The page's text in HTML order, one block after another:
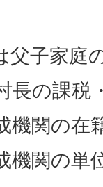
父子家庭
長の課税
機関の在
機関の単